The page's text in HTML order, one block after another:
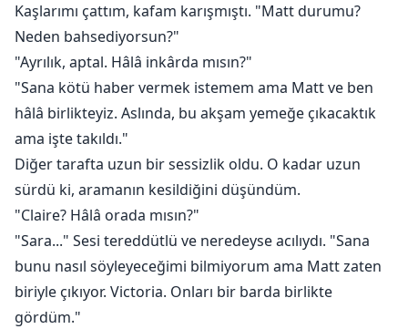
Kaşlarımı çattım, kafam karışmıştı. "Matt durumu?
Neden bahsediyorsun?"
"Ayrılık, aptal. Hâlâ inkârda mısın?"
"Sana kötü haber vermek istemem ama Matt ve ben
hâlâ birlikteyiz. Aslında, bu akşam yemeğe çıkacaktık
ama işte takıldı."
Diğer tarafta uzun bir sessizlik oldu. O kadar uzun
sürdü ki, aramanın kesildiğini düşündüm.
"Claire? Hâlâ orada mısın?"
"Sara..." Sesi tereddütlü ve neredeyse acılıydı. "Sana
bunu nasıl söyleyeceğimi bilmiyorum ama Matt zaten
biriyle çıkıyor. Victoria. Onları bir barda birlikte
gördüm."